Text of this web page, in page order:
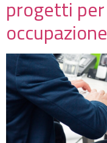
progetti
occupazione